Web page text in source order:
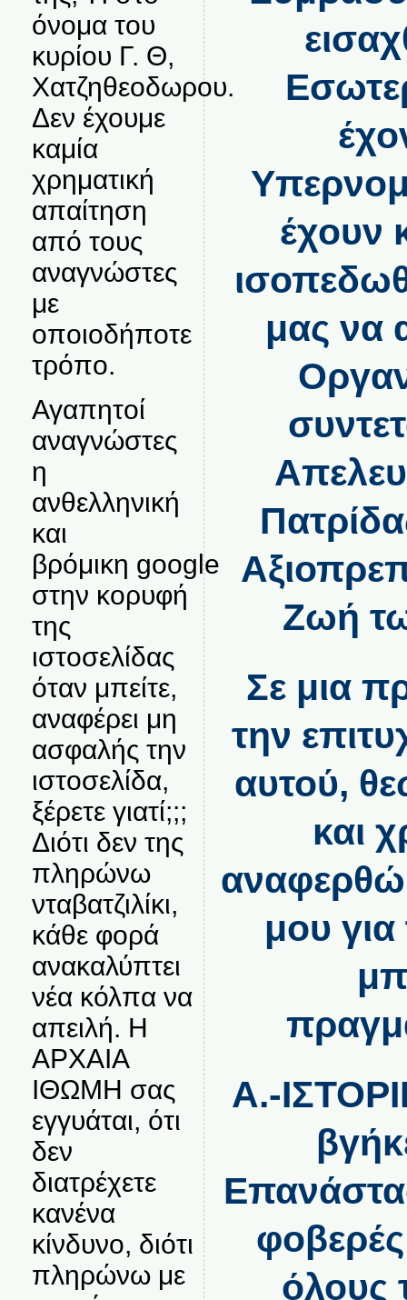
όνομα του
κυρίου Γ. Θ,
Χατζηθεοδωρου.
Δεν έχουμε
καμία
χρηματική
απαίτηση
από τους
αναγνώστες
με
οποιοδήποτε
τρόπο.
Αγαπητοί
αναγνώστες
η
ανθελληνική
και
βρόμικη google
στην κορυφή
της
ιστοσελίδας
όταν μπείτε,
αναφέρει μη
ασφαλής την
ιστοσελίδα,
ξέρετε γιατί;;;
Διότι δεν της
πληρώνω
νταβατζιλίκι,
κάθε φορά
ανακαλύπτει
νέα κόλπα να
απειλή. Η
ΑΡΧΑΙΑ
ΙΘΩΜΗ σας
εγγυάται, ότι
δεν
διατρέχετε
κανένα
κίνδυνο, διότι
πληρώνω με
έχουν
μας να
Ζωή
Σε μια
την
αυτού,
και
μου
Α.-
όλους